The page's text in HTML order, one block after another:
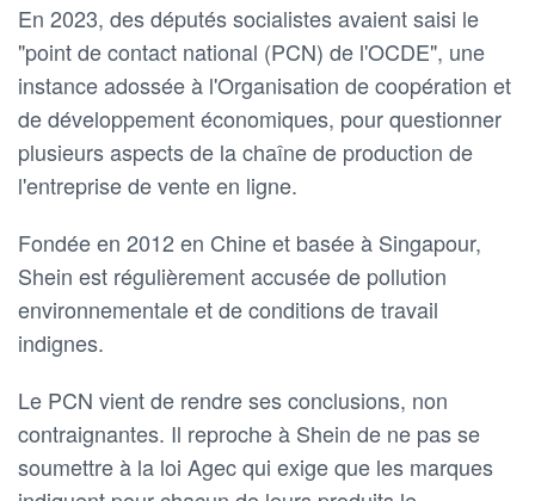
En 2023, des députés socialistes avaient saisi le
"point de contact national (PCN) de l'OCDE", une
instance adossée à l'Organisation de coopération et
de développement économiques, pour questionner
plusieurs aspects de la chaîne de production de
l'entreprise de vente en ligne.
Fondée en 2012 en Chine et basée à Singapour,
Shein est régulièrement accusée de pollution
environnementale et de conditions de travail
indignes.
Le PCN vient de rendre ses conclusions, non
contraignantes. Il reproche à Shein de ne pas se
soumettre à la loi Agec qui exige que les marques